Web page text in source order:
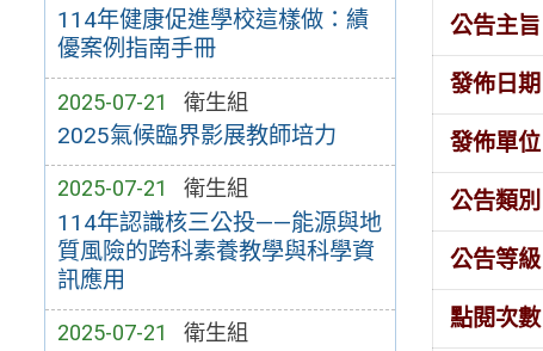
114年健康促進學校這樣做：績
優案例指南手冊
2025-07-21 衛生組
2025氣候臨界影展教師培力
2025-07-21 衛生組
114年認識核三公投——能源與地
質風險的跨科素養教學與科學資
訊應用
2025-07-21 衛生組
公告主旨
發佈日期
發佈單位
公告類別
公告等級
點閱次數